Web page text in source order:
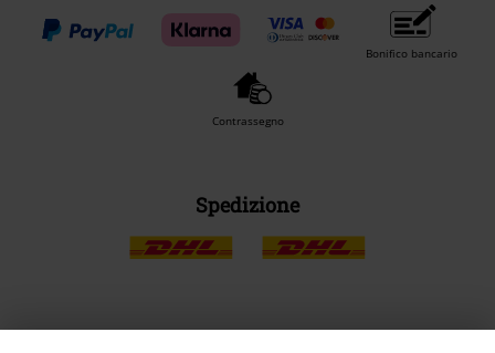
Bonifico bancario
Contrassegno
Spedizione